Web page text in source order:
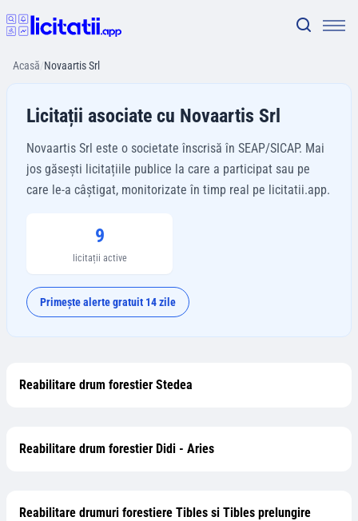
Acasă/Novaartis Srl
Licitații asociate cu Novaartis Srl
Novaartis Srl este o societate înscrisă în SEAP/SICAP. Mai
jos găsești licitațiile publice la care a participat sau pe
care le-a câștigat, monitorizate în timp real pe licitatii.app.
9
licitații active
Primește alerte gratuit 14 zile
Reabilitare drum forestier Stedea
Reabilitare drum forestier Didi - Aries
Reabilitare drumuri forestiere Tibles si Tibles prelungire